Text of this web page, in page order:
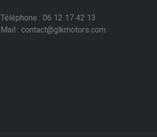
Téléphone : 06 12 17 42 13
Mail : contact@glkmotors.com